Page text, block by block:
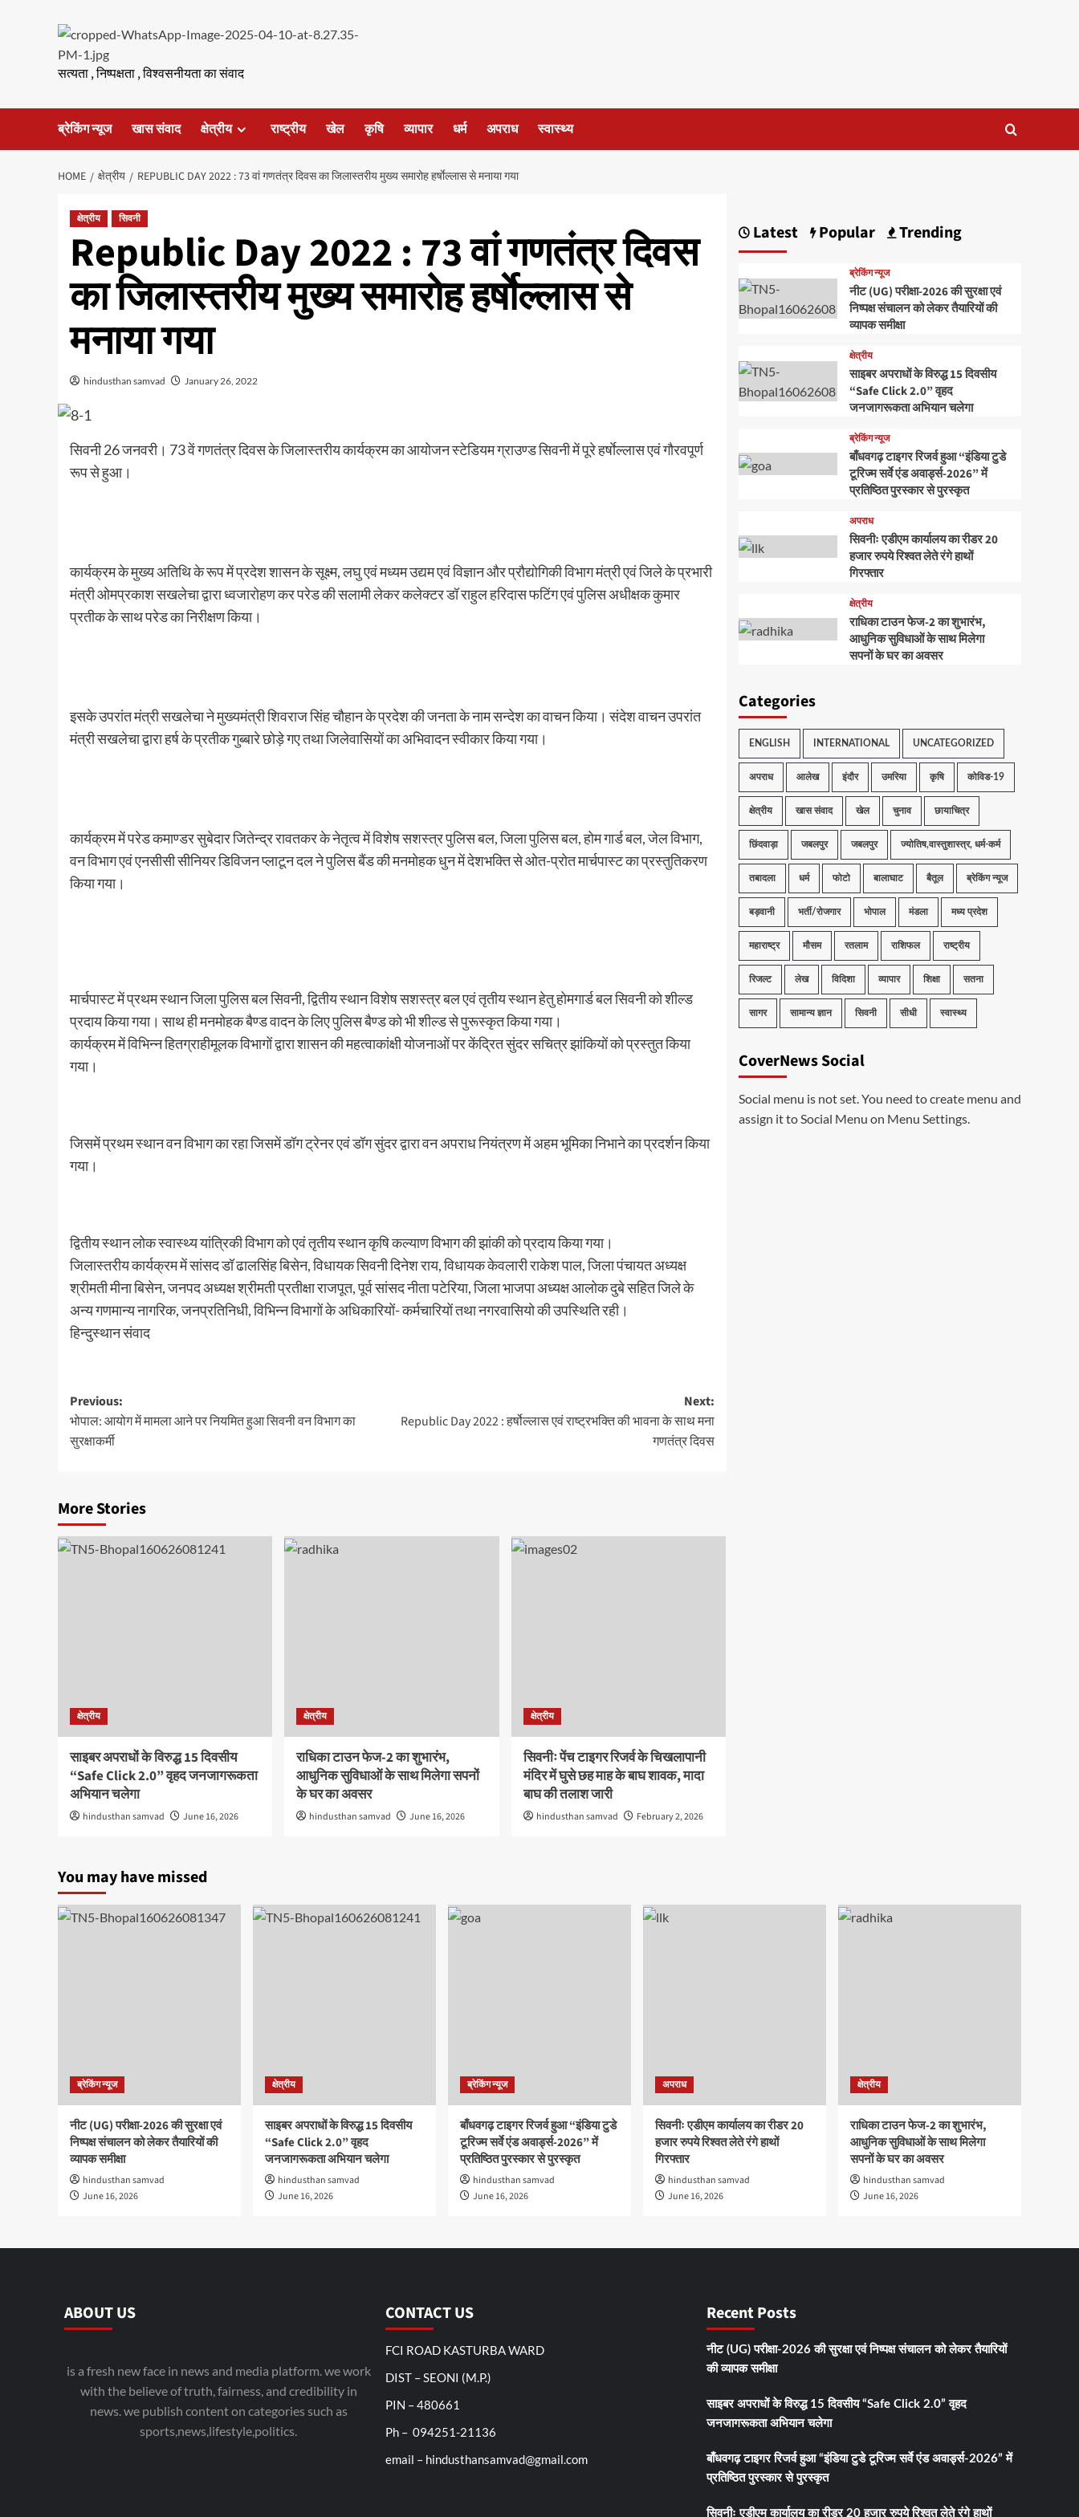
सत्यता , निष्पक्षता , विश्वसनीयता का संवाद
ब्रेकिंग न्यूज खास संवाद क्षेत्रीय राष्ट्रीय खेल कृषि व्यापार धर्म अपराध स्वास्थ्य
HOME क्षेत्रीय REPUBLIC DAY 2022 : 73 वां गणतंत्र दिवस का जिलास्तरीय मुख्य समारोह हर्षाेल्लास से मनाया गया
क्षेत्रीय सिवनी
Republic Day 2022 : 73 वां गणतंत्र दिवस
का जिलास्तरीय मुख्य समारोह हर्षाेल्लास से
मनाया गया
hindusthan samvad January 26, 2022
सिवनी 26 जनवरी। 73 वें गणतंत्र दिवस के जिलास्तरीय कार्यक्रम का आयोजन स्टेडियम ग्राउण्ड सिवनी में पूरे हर्षाेल्लास एवं गौरवपूर्ण
रूप से हुआ।
कार्यक्रम के मुख्य अतिथि के रूप में प्रदेश शासन के सूक्ष्म, लघु एवं मध्यम उद्यम एवं विज्ञान और प्रौद्योगिकी विभाग मंत्री एवं जिले के प्रभारी
मंत्री ओमप्रकाश सखलेचा द्वारा ध्वजारोहण कर परेड की सलामी लेकर कलेक्टर डॉ राहुल हरिदास फटिंग एवं पुलिस अधीक्षक कुमार
प्रतीक के साथ परेड का निरीक्षण किया।
इसके उपरांत मंत्री सखलेचा ने मुख्यमंत्री शिवराज सिंह चौहान के प्रदेश की जनता के नाम सन्देश का वाचन किया। संदेश वाचन उपरांत
मंत्री सखलेचा द्वारा हर्ष के प्रतीक गुब्बारे छोड़े गए तथा जिलेवासियों का अभिवादन स्वीकार किया गया।
कार्यक्रम में परेड कमाण्डर सुबेदार जितेन्द्र रावतकर के नेतृत्व में विशेष सशस्त्र पुलिस बल, जिला पुलिस बल, होम गार्ड बल, जेल विभाग,
वन विभाग एवं एनसीसी सीनियर डिविजन प्लाटून दल ने पुलिस बैंड की मनमोहक धुन में देशभक्ति से ओत-प्रोत मार्चपास्ट का प्रस्तुतिकरण
किया गया।
मार्चपास्ट में प्रथम स्थान जिला पुलिस बल सिवनी, द्वितीय स्थान विशेष सशस्त्र बल एवं तृतीय स्थान हेतु होमगार्ड बल सिवनी को शील्ड
प्रदाय किया गया। साथ ही मनमोहक बैण्ड वादन के लिए पुलिस बैण्ड को भी शील्ड से पुरूस्कृत किया गया।
कार्यक्रम में विभिन्न हितग्राहीमूलक विभागों द्वारा शासन की महत्वाकांक्षी योजनाओं पर केंद्रित सुंदर सचित्र झांकियों को प्रस्तुत किया
गया।
जिसमें प्रथम स्थान वन विभाग का रहा जिसमें डॉग ट्रेनर एवं डॉग सुंदर द्वारा वन अपराध नियंत्रण में अहम भूमिका निभाने का प्रदर्शन किया
गया।
द्वितीय स्थान लोक स्वास्थ्य यांत्रिकी विभाग को एवं तृतीय स्थान कृषि कल्याण विभाग की झांकी को प्रदाय किया गया।
जिलास्तरीय कार्यक्रम में सांसद डॉ ढालसिंह बिसेन, विधायक सिवनी दिनेश राय, विधायक केवलारी राकेश पाल, जिला पंचायत अध्यक्ष
श्रीमती मीना बिसेन, जनपद अध्यक्ष श्रीमती प्रतीक्षा राजपूत, पूर्व सांसद नीता पटेरिया, जिला भाजपा अध्यक्ष आलोक दुबे सहित जिले के
अन्य गणमान्य नागरिक, जनप्रतिनिधी, विभिन्न विभागों के अधिकारियों- कर्मचारियों तथा नगरवासियो की उपस्थिति रही।
हिन्दुस्थान संवाद
Post
navigation
Previous:
भोपाल: आयोग में मामला आने पर नियमित हुआ सिवनी वन विभाग का
सुरक्षाकर्मी
Next:
Republic Day 2022 : हर्षोल्लास एवं राष्ट्रभक्ति की भावना के साथ मना
गणतंत्र दिवस
More Stories
क्षेत्रीय
साइबर अपराधों के विरुद्ध 15 दिवसीय
“Safe Click 2.0” वृहद जनजागरूकता
अभियान चलेगा
hindusthan samvad June 16, 2026
क्षेत्रीय
राधिका टाउन फेज-2 का शुभारंभ,
आधुनिक सुविधाओं के साथ मिलेगा सपनों
के घर का अवसर
hindusthan samvad June 16, 2026
क्षेत्रीय
सिवनीः पेंच टाइगर रिजर्व के चिखलापानी
मंदिर में घुसे छह माह के बाघ शावक, मादा
बाघ की तलाश जारी
hindusthan samvad February 2, 2026
Latest Popular Trending
ब्रेकिंग न्यूज
नीट (UG) परीक्षा-2026 की सुरक्षा एवं
निष्पक्ष संचालन को लेकर तैयारियों की
व्यापक समीक्षा
क्षेत्रीय
साइबर अपराधों के विरुद्ध 15 दिवसीय
“Safe Click 2.0” वृहद
जनजागरूकता अभियान चलेगा
ब्रेकिंग न्यूज
बाँधवगढ़ टाइगर रिजर्व हुआ “इंडिया टुडे
टूरिज्म सर्वे एंड अवार्ड्स-2026” में
प्रतिष्ठित पुरस्कार से पुरस्कृत
अपराध
सिवनीः एडीएम कार्यालय का रीडर 20
हजार रुपये रिश्वत लेते रंगे हाथों
गिरफ्तार
क्षेत्रीय
राधिका टाउन फेज-2 का शुभारंभ,
आधुनिक सुविधाओं के साथ मिलेगा
सपनों के घर का अवसर
Categories
ENGLISH INTERNATIONAL UNCATEGORIZED
अपराध आलेख इंदौर उमरिया कृषि कोविड-19
क्षेत्रीय खास संवाद खेल चुनाव छायाचित्र
छिंदवाड़ा जबलपुर जबलपुर ज्योतिष,वास्तुशास्त्र, धर्म-कर्म
तबादला धर्म फोटो बालाघाट बैतूल ब्रेकिंग न्यूज
बड़वानी भर्ती/रोजगार भोपाल मंडला मध्य प्रदेश
महाराष्ट्र मौसम रतलाम राशिफल राष्ट्रीय
रिजल्ट लेख विदिशा व्यापार शिक्षा सतना
सागर सामान्य ज्ञान सिवनी सीधी स्वास्थ्य
CoverNews Social
Social menu is not set. You need to create menu and
assign it to Social Menu on Menu Settings.
You may have missed
ब्रेकिंग न्यूज
नीट (UG) परीक्षा-2026 की सुरक्षा एवं
निष्पक्ष संचालन को लेकर तैयारियों की
व्यापक समीक्षा
hindusthan samvad
June 16, 2026
क्षेत्रीय
साइबर अपराधों के विरुद्ध 15 दिवसीय
“Safe Click 2.0” वृहद
जनजागरूकता अभियान चलेगा
hindusthan samvad
June 16, 2026
ब्रेकिंग न्यूज
बाँधवगढ़ टाइगर रिजर्व हुआ “इंडिया टुडे
टूरिज्म सर्वे एंड अवार्ड्स-2026” में
प्रतिष्ठित पुरस्कार से पुरस्कृत
hindusthan samvad
June 16, 2026
अपराध
सिवनीः एडीएम कार्यालय का रीडर 20
हजार रुपये रिश्वत लेते रंगे हाथों
गिरफ्तार
hindusthan samvad
June 16, 2026
क्षेत्रीय
राधिका टाउन फेज-2 का शुभारंभ,
आधुनिक सुविधाओं के साथ मिलेगा
सपनों के घर का अवसर
hindusthan samvad
June 16, 2026
ABOUT US
is a fresh new face in news and media platform. we work
with the believe of truth, fairness, and credibility in
news. we publish content on categories such as
sports,news,lifestyle,politics.
CONTACT US
FCI ROAD KASTURBA WARD
DIST – SEONI (M.P.)
PIN – 480661
Ph – 094251-21136
email – hindusthansamvad@gmail.com
Recent Posts
नीट (UG) परीक्षा-2026 की सुरक्षा एवं निष्पक्ष संचालन को लेकर तैयारियों
की व्यापक समीक्षा
साइबर अपराधों के विरुद्ध 15 दिवसीय “Safe Click 2.0” वृहद
जनजागरूकता अभियान चलेगा
बाँधवगढ़ टाइगर रिजर्व हुआ “इंडिया टुडे टूरिज्म सर्वे एंड अवार्ड्स-2026” में
प्रतिष्ठित पुरस्कार से पुरस्कृत
सिवनीः एडीएम कार्यालय का रीडर 20 हजार रुपये रिश्वत लेते रंगे हाथों